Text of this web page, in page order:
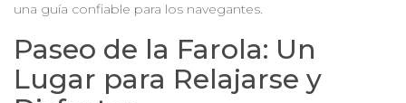
una guía confiable para los navegantes.
Paseo de la Farola: Un
Lugar para Relajarse y